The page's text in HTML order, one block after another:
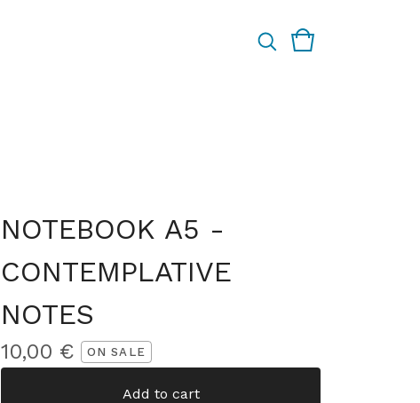
NOTEBOOK A5 -
CONTEMPLATIVE
NOTES
10,00 € ON SALE
Add to cart